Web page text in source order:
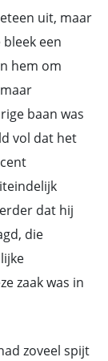
uit, maar
een
hem om
baan was
vol dat het
dat hij
die
zaak was in
zoveel spijt